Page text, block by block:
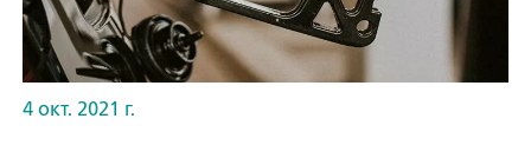
4 окт. 2021 г.